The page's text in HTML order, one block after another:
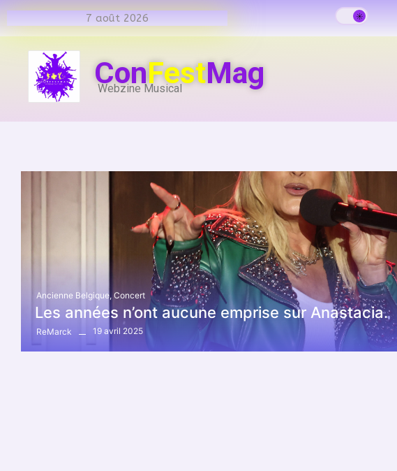
7 août 2026
ConFestMag
Webzine Musical
Ancienne Belgique, Concert
Les années n’ont aucune emprise sur Anastacia.
ReMarck 19 avril 2025